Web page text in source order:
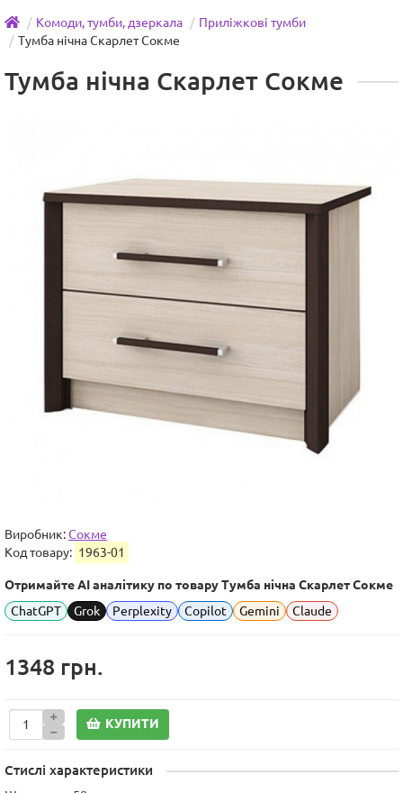
Комоди, тумби, дзеркала
Приліжкові тумби
Тумба нічна Скарлет Сокме
Тумба нічна Скарлет Сокме
Виробник:Сокме
Код товару: 1963-01
Отримайте AI аналітику по товару Тумба нічна Скарлет Сокме
ChatGPT
Grok Perplexity Copilot Gemini Claude
1348 грн.
КУПИТИ
Стислі характеристики